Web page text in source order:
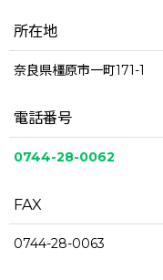
所在地
奈良県橿原市一町171-1
電話番号
0744-28-0062
FAX
0744-28-0063